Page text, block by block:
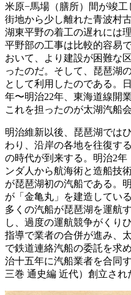
米原−馬場（膳所）間が竣工
街地から少し離れた青波村
湖東平野の着工の遅れには
平野部の工事は比較的容易
おいて、より建設が困難な
ったのだ。そして、琵琶湖
として利用したのである。
年〜明治22年、東海道線開
これを担ったのが太湖汽船
明治維新以後、琵琶湖では
わり、沿岸の各地を往復す
の時代が到来する。明治2年
ンダ人から航海術と造船技
が琵琶湖初の汽船である。
が「金亀丸」を建造している
多くの汽船が琵琶湖を運航
し、過度の運航競争がくり
指導で業者の合併が進み、
で鉄道連絡汽船の委託を求
治十五年に汽船業者を合同
三巻 通史編 近代）創立され